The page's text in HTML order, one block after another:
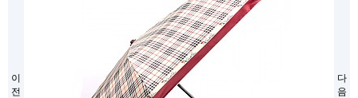
이
전
다
음